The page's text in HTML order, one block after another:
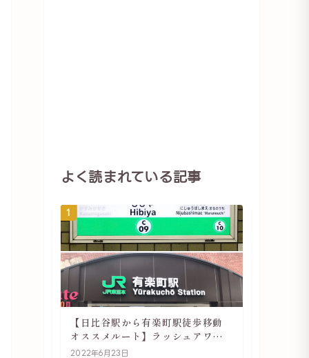
よく読まれている記事
1
【日比谷駅から有楽町駅徒歩移動
オススメルート】ラッシュアワー
でも快適
2022年6月23日